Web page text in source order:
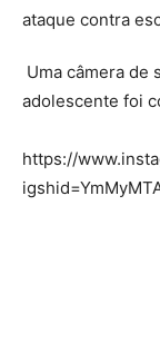
Uma câmera de
adolescente foi
https://